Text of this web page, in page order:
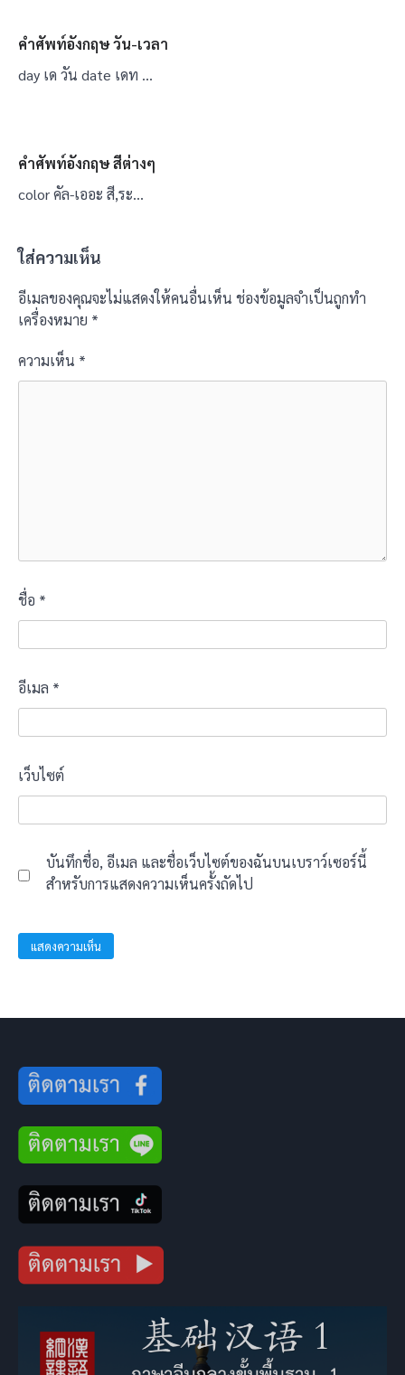
คำศัพท์อังกฤษ วัน-เวลา
day เด วัน date เดท …
คำศัพท์อังกฤษ สีต่างๆ
color คัล-เออะ สี,ระ…
ใส่ความเห็น
อีเมลของคุณจะไม่แสดงให้คนอื่นเห็น ช่องข้อมูลจำเป็นถูกทำ
เครื่องหมาย *
ความเห็น *
ชื่อ *
อีเมล *
เว็บไซต์
บันทึกชื่อ, อีเมล และชื่อเว็บไซต์ของฉันบนเบราว์เซอร์นี้
สำหรับการแสดงความเห็นครั้งถัดไป